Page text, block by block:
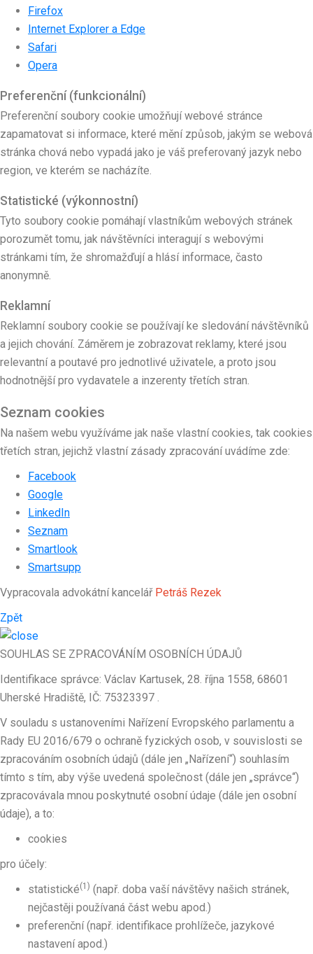
Firefox
Internet Explorer a Edge
Safari
Opera
Preferenční (funkcionální)
Preferenční soubory cookie umožňují webové stránce
zapamatovat si informace, které mění způsob, jakým se webová
stránka chová nebo vypadá jako je váš preferovaný jazyk nebo
region, ve kterém se nacházíte.
Statistické (výkonnostní)
Tyto soubory cookie pomáhají vlastníkům webových stránek
porozumět tomu, jak návštěvníci interagují s webovými
stránkami tím, že shromažďují a hlásí informace, často
anonymně.
Reklamní
Reklamní soubory cookie se používají ke sledování návštěvníků
a jejich chování. Záměrem je zobrazovat reklamy, které jsou
relevantní a poutavé pro jednotlivé uživatele, a proto jsou
hodnotnější pro vydavatele a inzerenty třetích stran.
Seznam cookies
Na našem webu využíváme jak naše vlastní cookies, tak cookies
třetích stran, jejichž vlastní zásady zpracování uvádíme zde:
Facebook
Google
LinkedIn
Seznam
Smartlook
Smartsupp
Vypracovala advokátní kancelář Petráš Rezek
Zpět
SOUHLAS SE ZPRACOVÁNÍM OSOBNÍCH ÚDAJŮ
Identifikace správce: Václav Kartusek, 28. října 1558, 68601
Uherské Hradiště, IČ: 75323397 .
V souladu s ustanoveními Nařízení Evropského parlamentu a
Rady EU 2016/679 o ochraně fyzických osob, v souvislosti se
zpracováním osobních údajů (dále jen „Nařízení“) souhlasím
tímto s tím, aby výše uvedená společnost (dále jen „správce“)
zpracovávala mnou poskytnuté osobní údaje (dále jen osobní
údaje), a to:
cookies
pro účely:
statistické(1) (např. doba vaší návštěvy našich stránek,
nejčastěji používaná část webu apod.)
preferenční (např. identifikace prohlížeče, jazykové
nastavení apod.)